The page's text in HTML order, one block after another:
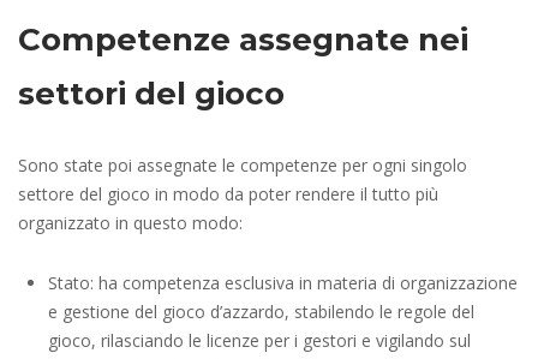
Competenze assegnate nei
settori del gioco
Sono state poi assegnate le competenze per ogni singolo
settore del gioco in modo da poter rendere il tutto più
organizzato in questo modo:
Stato: ha competenza esclusiva in materia di organizzazione
e gestione del gioco d’azzardo, stabilendo le regole del
gioco, rilasciando le licenze per i gestori e vigilando sul